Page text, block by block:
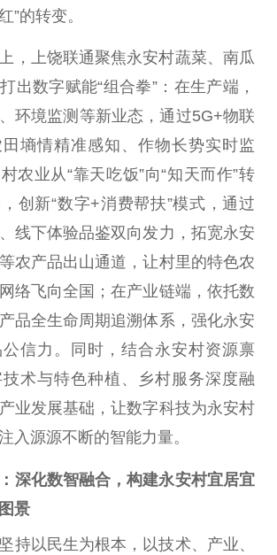
”的转变。
，上饶联通聚焦永安村蔬菜、南瓜
出数字赋能“组合拳”：在生产端，
环境监测等新业态，通过5G+物联
墒情精准感知、作物长势实时监
农业从“靠天吃饭”向“知天而作”转
创新“数字+消费帮扶”模式，通过
线下体验品鉴双向发力，拓宽永安
农产品出山通道，让村里的特色农
络飞向全国；在产业链端，依托数
品全生命周期追溯体系，强化永安
信力。同时，结合永安村资源禀
术与特色种植、乡村服务深度融
业发展基础，让数字科技为永安村
入源源不断的智能力量。
深化数智融合，构建永安村宜居宜
景
持以民生为根本，以技术、产业、